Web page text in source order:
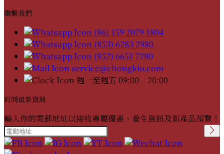
聯繫我們
(86) 159 2079 1804
(853) 6283 2980
(852) 6651 7280
service@chongkio.com
週一至週五 09:00 – 20:00
訂閱最新資訊
輸入你的電郵地址以接收專屬優惠、養生資訊及新產品預覽！
Please leave this field
empty.